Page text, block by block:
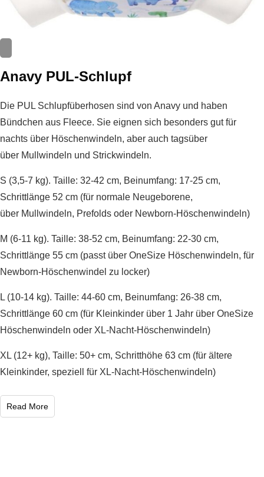
Anavy PUL-Schlupf
Die PUL Schlupfüberhosen sind von Anavy und haben
Bündchen aus Fleece. Sie eignen sich besonders gut für
nachts über Höschenwindeln, aber auch tagsüber
über Mullwindeln und Strickwindeln.
S (3,5-7 kg). Taille: 32-42 cm, Beinumfang: 17-25 cm,
Schrittlänge 52 cm (für normale Neugeborene,
über Mullwindeln, Prefolds oder Newborn-Höschenwindeln)
M (6-11 kg). Taille: 38-52 cm, Beinumfang: 22-30 cm,
Schrittlänge 55 cm (passt über OneSize Höschenwindeln, für
Newborn-Höschenwindel zu locker)
L (10-14 kg). Taille: 44-60 cm, Beinumfang: 26-38 cm,
Schrittlänge 60 cm (für Kleinkinder über 1 Jahr über OneSize
Höschenwindeln oder XL-Nacht-Höschenwindeln)
XL (12+ kg), Taille: 50+ cm, Schritthöhe 63 cm (für ältere
Kleinkinder, speziell für XL-Nacht-Höschenwindeln)
Read More